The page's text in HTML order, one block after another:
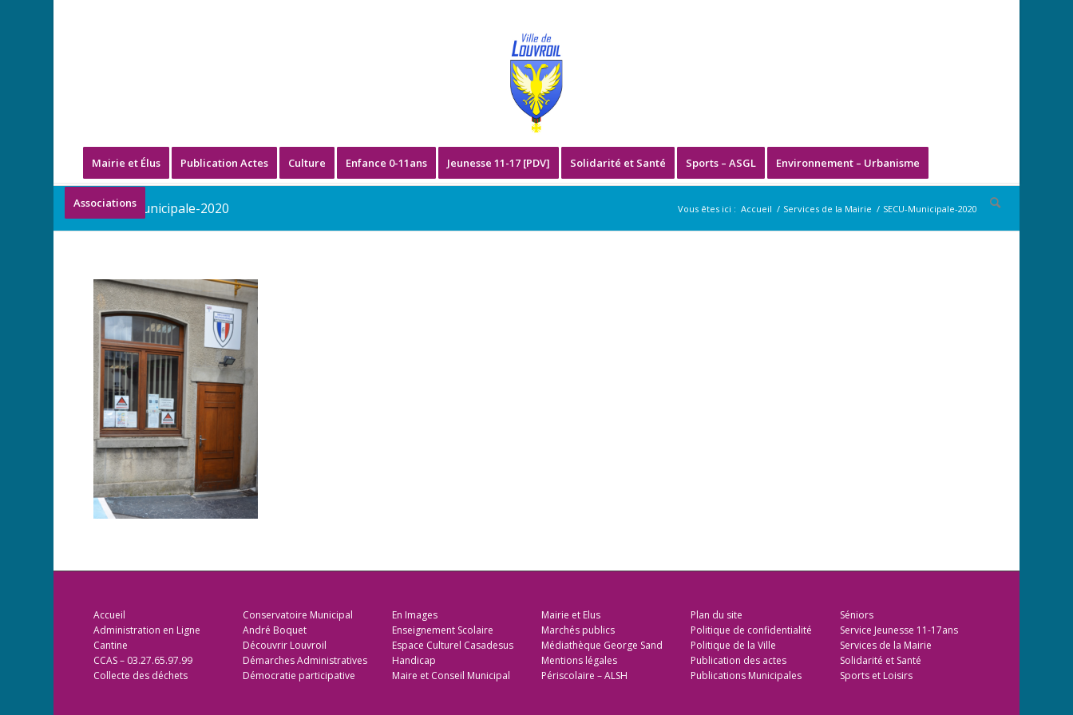
Mairie et Élus Publication Actes Culture Enfance 0-11ans Jeunesse 11-17 [PDV] Solidarité et Santé Sports – ASGL Environnement – Urbanisme
Associations
SECU-Municipale-2020 Vous êtes ici : Accueil / Services de la Mairie / SECU-Municipale-2020
Accueil
Administration en Ligne
Cantine
CCAS – 03.27.65.97.99
Collecte des déchets
Conservatoire Municipal
André Boquet
Découvrir Louvroil
Démarches Administratives
Démocratie participative
En Images
Enseignement Scolaire
Espace Culturel Casadesus
Handicap
Maire et Conseil Municipal
Mairie et Elus
Marchés publics
Médiathèque George Sand
Mentions légales
Périscolaire – ALSH
Plan du site
Politique de confidentialité
Politique de la Ville
Publication des actes
Publications Municipales
Séniors
Service Jeunesse 11-17ans
Services de la Mairie
Solidarité et Santé
Sports et Loisirs